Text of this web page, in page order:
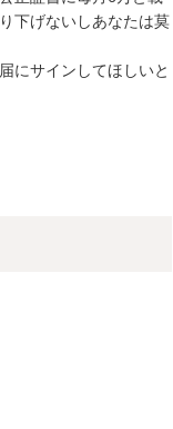
下げないしあなたは莫
にサインしてほしいと